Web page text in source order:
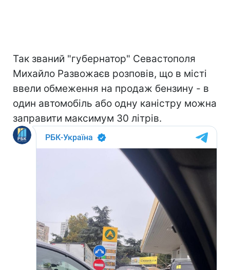
Так званий "губернатор" Севастополя
Михайло Развожаєв розповів, що в місті
ввели обмеження на продаж бензину - в
один автомобіль або одну каністру можна
заправити максимум 30 літрів.